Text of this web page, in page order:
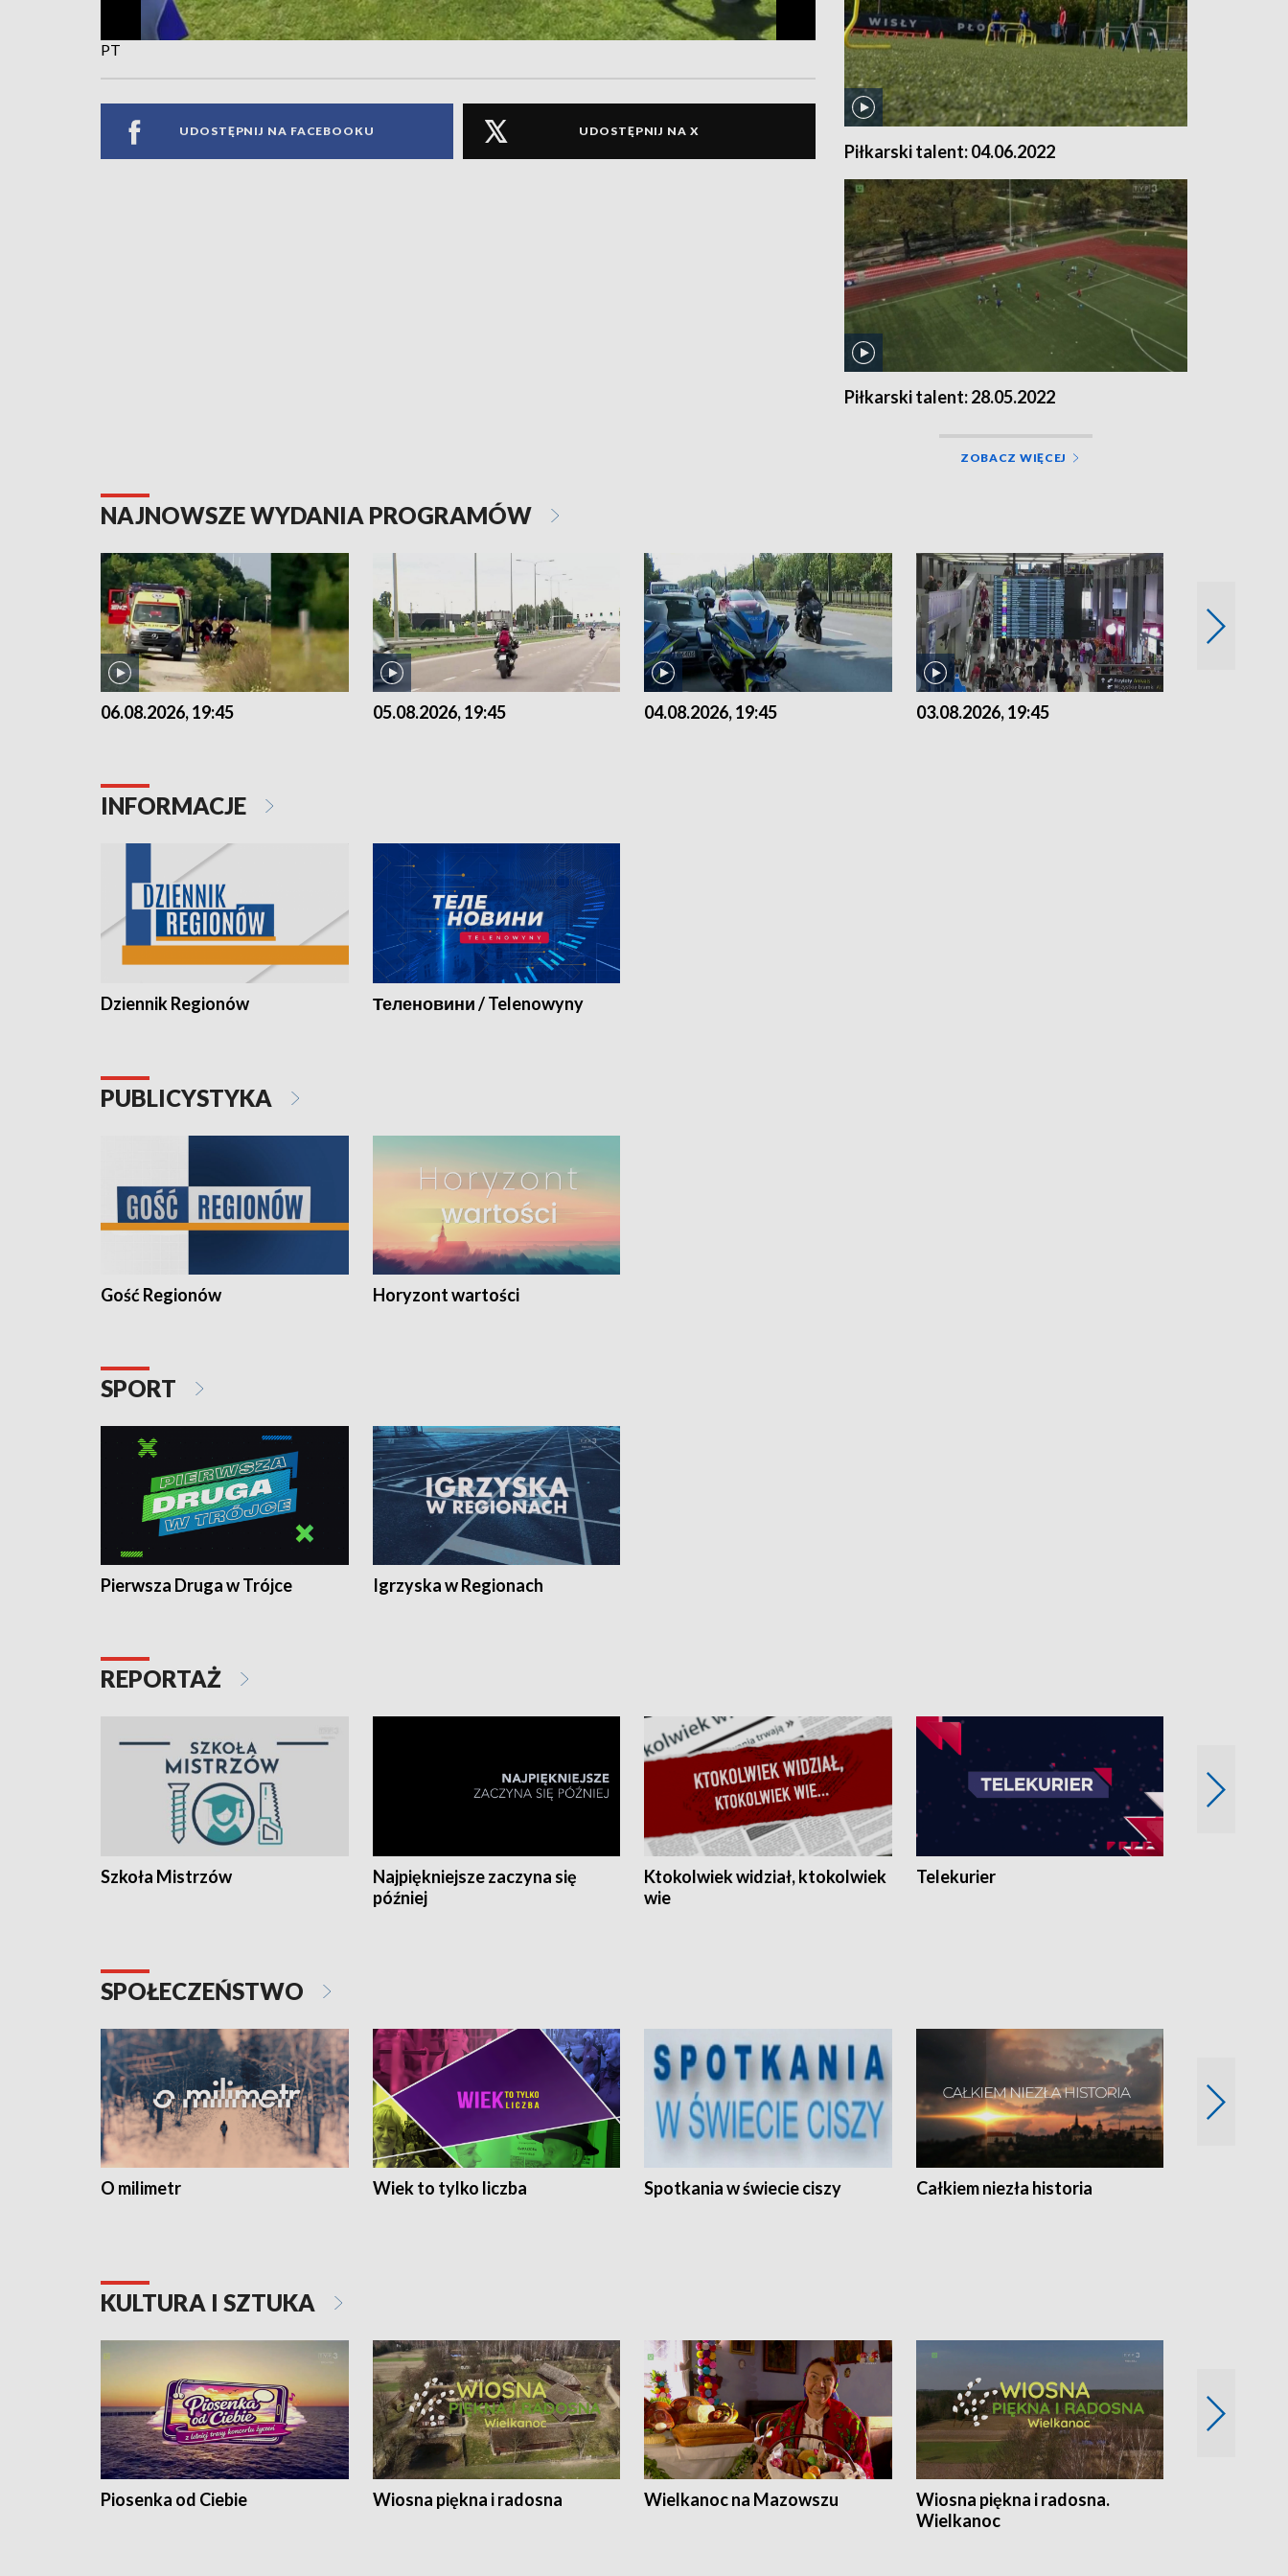
PT
UDOSTĘPNIJ NA FACEBOOKU UDOSTĘPNIJ NA X
Piłkarski talent: 04.06.2022
Piłkarski talent: 28.05.2022
ZOBACZ WIĘCEJ
NAJNOWSZE WYDANIA PROGRAMÓW
06.08.2026, 19:45 05.08.2026, 19:45 04.08.2026, 19:45 03.08.2026, 19:45
INFORMACJE
Dziennik Regionów Теленовини / Telenowyny
PUBLICYSTYKA
Gość Regionów Horyzont wartości
SPORT
Pierwsza Druga w Trójce Igrzyska w Regionach
REPORTAŻ
Szkoła Mistrzów
Najpiękniejsze zaczyna się
później
Ktokolwiek widział, ktokolwiek
wie
Telekurier
SPOŁECZEŃSTWO
O milimetr Wiek to tylko liczba Spotkania w świecie ciszy Całkiem niezła historia
KULTURA I SZTUKA
Piosenka od Ciebie Wiosna piękna i radosna Wielkanoc na Mazowszu
Wiosna piękna i radosna.
Wielkanoc